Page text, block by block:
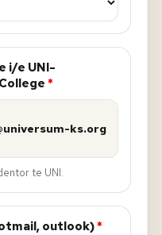
i/e UNI-
*
ks.org
te UNI.
outlook)*